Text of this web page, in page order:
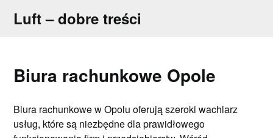
Luft – dobre treści
Biura rachunkowe Opole
Biura rachunkowe w Opolu oferują szeroki wachlarz
usług, które są niezbędne dla prawidłowego